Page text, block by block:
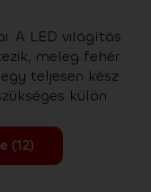
A LED világítás
meleg fehér
teljesen kész
külön
(12)